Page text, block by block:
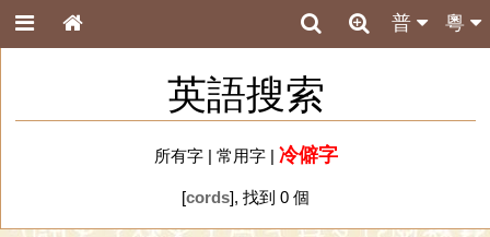
粵
普
英語搜索
所有字| 常用字| 冷僻字
[cords], 找到 0 個